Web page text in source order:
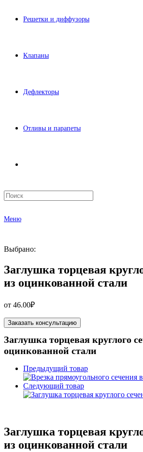
Решетки и диффузоры
Клапаны
Дефлекторы
Отливы и парапеты
Меню
Выбрано:
Заглушка торцевая
из оцинкованной стали
от 46.00₽
Заказать консультацию
Заглушка торцевая круглого
оцинкованной стали
Предыдущий товар
Следующий товар
Заглушка торцевая
из оцинкованной стали